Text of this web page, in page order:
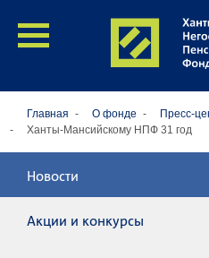
Главная О фонде Пресс-
Ханты-Мансийскому НПФ 31 год
Новости
Акции и конкурсы